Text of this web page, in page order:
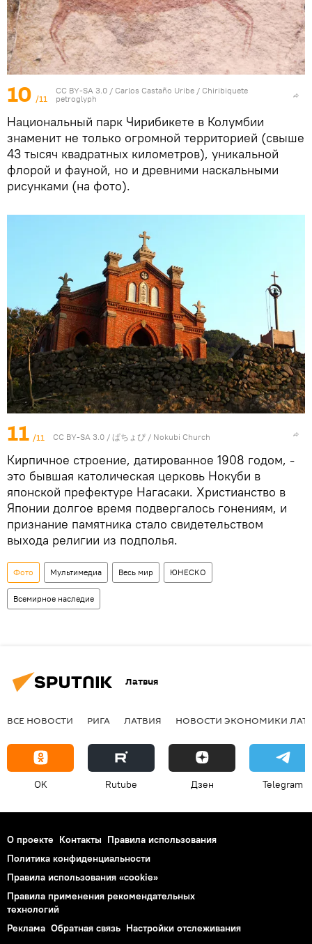
10 /11
CC BY-SA 3.0 / Carlos Castaño Uribe / Chiribiquete
petroglyph
Национальный парк Чирибикете в Колумбии
знаменит не только огромной территорией (свыше
43 тысяч квадратных километров), уникальной
флорой и фауной, но и древними наскальными
рисунками (на фото).
11 /11 CC BY-SA 3.0 / ぱちょぴ / Nokubi Church
Кирпичное строение, датированное 1908 годом, -
это бывшая католическая церковь Нокуби в
японской префектуре Нагасаки. Христианство в
Японии долгое время подвергалось гонениям, и
признание памятника стало свидетельством
выхода религии из подполья.
Фото Мультимедиа Весь мир ЮНЕСКО
Всемирное наследие
Латвия
ВСЕ НОВОСТИ РИГА ЛАТВИЯ НОВОСТИ ЭКОНОМИКИ
OK Rutube Дзен Telegram
О проекте Контакты Правила использования
Политика конфиденциальности
Правила использования «cookie»
Правила применения рекомендательных
технологий
Реклама Обратная связь Настройки отслеживания